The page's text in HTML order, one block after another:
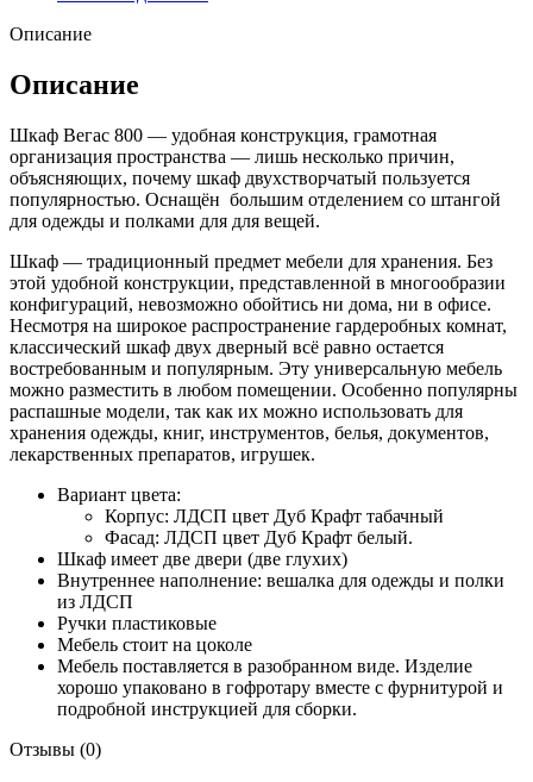
Описание
Описание
Шкаф Вегас 800 — удобная конструкция, грамотная
организация пространства — лишь несколько причин,
объясняющих, почему шкаф двухстворчатый пользуется
популярностью. Оснащён большим отделением со штангой
для одежды и полками для для вещей.
Шкаф — традиционный предмет мебели для хранения. Без
этой удобной конструкции, представленной в многообразии
конфигураций, невозможно обойтись ни дома, ни в офисе.
Несмотря на широкое распространение гардеробных комнат,
классический шкаф двух дверный всё равно остается
востребованным и популярным. Эту универсальную мебель
можно разместить в любом помещении. Особенно популярны
распашные модели, так как их можно использовать для
хранения одежды, книг, инструментов, белья, документов,
лекарственных препаратов, игрушек.
Вариант цвета:
Корпус: ЛДСП цвет Дуб Крафт табачный
Фасад: ЛДСП цвет Дуб Крафт белый.
Шкаф имеет две двери (две глухих)
Внутреннее наполнение: вешалка для одежды и полки
из ЛДСП
Ручки пластиковые
Мебель стоит на цоколе
Мебель поставляется в разобранном виде. Изделие
хорошо упаковано в гофротару вместе с фурнитурой и
подробной инструкцией для сборки.
Отзывы (0)